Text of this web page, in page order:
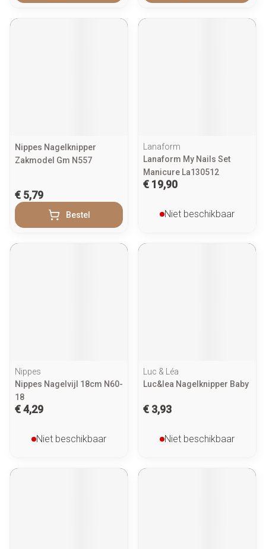
Nippes Nagelknipper
Zakmodel Gm N557
€ 5,79
Bestel
Lanaform
Lanaform My Nails Set
Manicure La130512
€ 19,90
Niet beschikbaar
Nippes
Nippes Nagelvijl 18cm N60-
18
€ 4,29
Niet beschikbaar
Luc & Léa
Luc&lea Nagelknipper Baby
€ 3,93
Niet beschikbaar